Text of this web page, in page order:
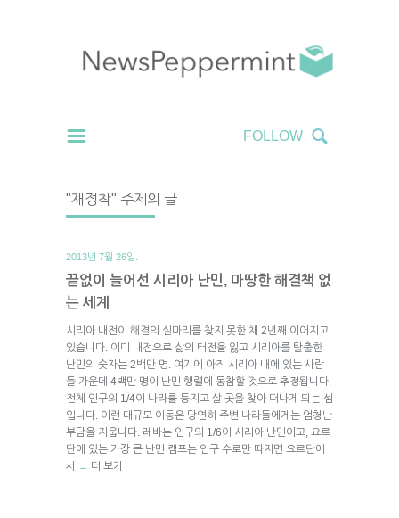
"재정착" 주제의 글
2013년 7월 26일.
끝없이 늘어선 시리아 난민, 마땅한 해결책 없
는 세계
시리아 내전이 해결의 실마리를 찾지 못한 채 2년째 이어지고
있습니다. 이미 내전으로 삶의 터전을 잃고 시리아를 탈출한
난민의 숫자는 2백만 명. 여기에 아직 시리아 내에 있는 사람
들 가운데 4백만 명이 난민 행렬에 동참할 것으로 추정됩니다.
전체 인구의 1/4이 나라를 등지고 살 곳을 찾아 떠나게 되는 셈
입니다. 이런 대규모 이동은 당연히 주변 나라들에게는 엄청난
부담을 지웁니다. 레바논 인구의 1/6이 시리아 난민이고, 요르
단에 있는 가장 큰 난민 캠프는 인구 수로만 따지면 요르단에
서
→ 더 보기